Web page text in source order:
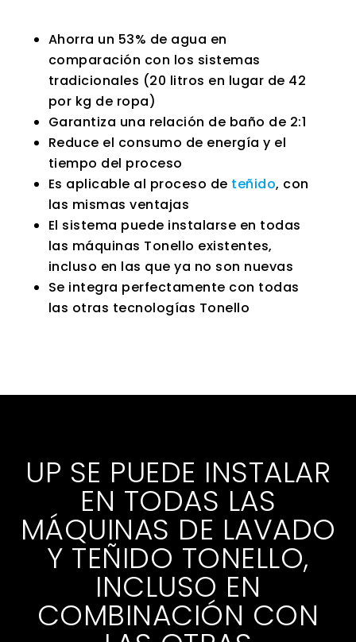
Ahorra un 53% de agua en
comparación con los sistemas
tradicionales (20 litros en lugar de 42
por kg de ropa)
Garantiza una relación de baño de 2:1
Reduce el consumo de energía y el
tiempo del proceso
Es aplicable al proceso de teñido, con
las mismas ventajas
El sistema puede instalarse en todas
las máquinas Tonello existentes,
incluso en las que ya no son nuevas
Se integra perfectamente con todas
las otras tecnologías Tonello
UP SE PUEDE INSTALAR
EN TODAS LAS
MÁQUINAS DE LAVADO
Y TEÑIDO TONELLO,
INCLUSO EN
COMBINACIÓN CON